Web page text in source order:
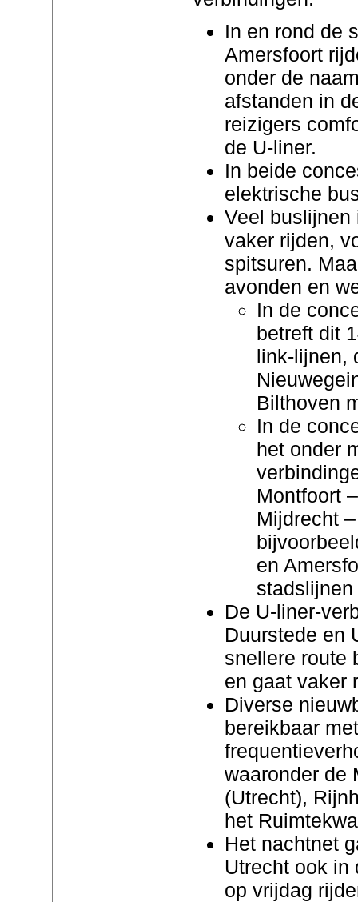
In en rond de
Amersfoort
onder de
afstanden in
reizigers
de U-liner.
In beide
elektrische
Veel buslijnen
vaker rijden,
spitsuren.
avonden en
In de
betreft dit
link-lijnen,
Bilthoven
In de
het onder
Montfoort
Mijdrecht
en
De U-liner-
Duurstede en
snellere route
en gaat vaker
Diverse
bereikbaar
waaronder de
(Utrecht),
het
Het nachtnet
Utrecht ook in
op vrijdag